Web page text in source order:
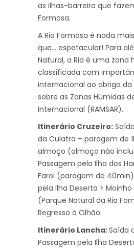
as ilhas-barreira que
Formosa.
A Ria Formosa é nada
que… espetacular! Para
Natural, a Ria é uma zona
classificada com
internacional ao abrigo
sobre as Zonas Húmidas
Internacional (RAMSAR).
Itinerário Cruzeiro:
da Culatra – paragem de
almoço (almoço não
Passagem pela Ilha dos
Farol (paragem de
pela Ilha Deserta > Moinho
(Parque Natural da Ria
Regresso à Olhão.
Itinerário Lancha:Saída
Passagem pela Ilha